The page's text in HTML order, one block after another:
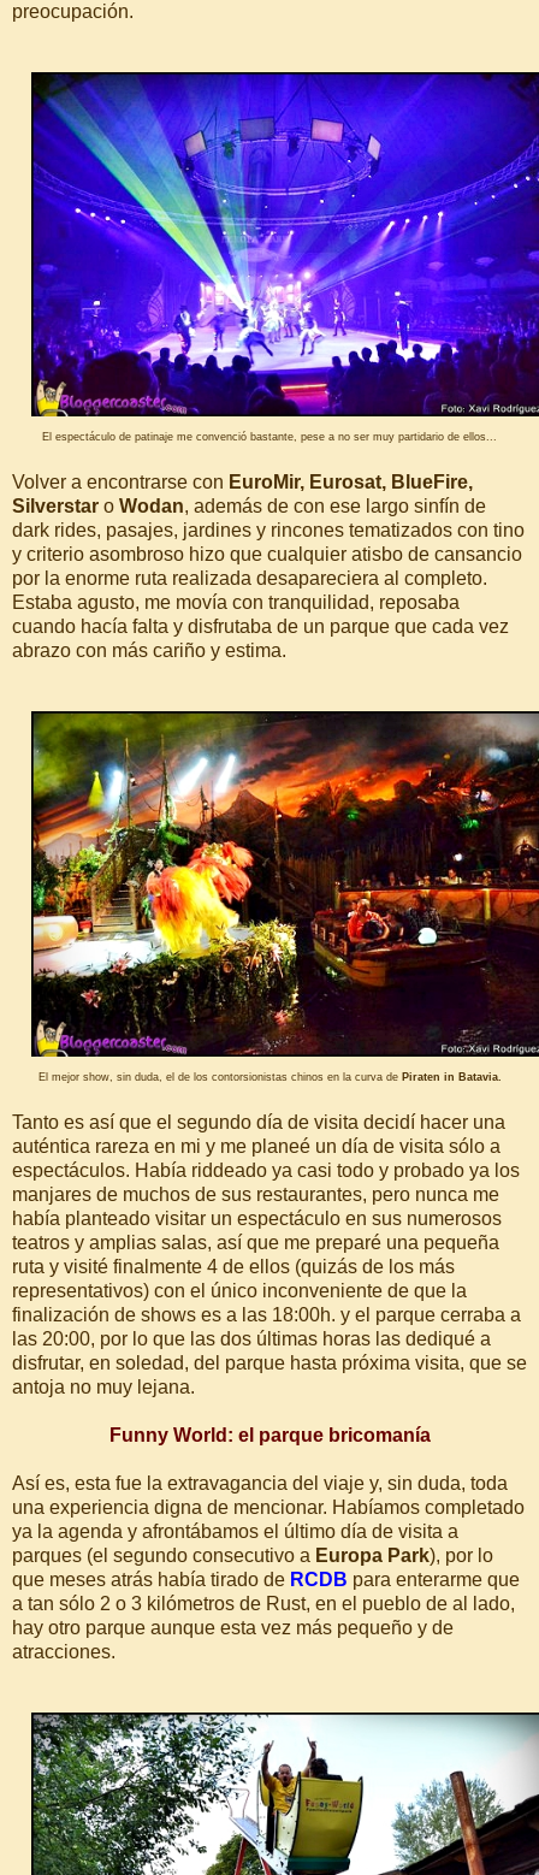
preocupación.
El espectáculo de patinaje me convenció bastante, pese a no ser muy partidario de ellos...
Volver a encontrarse con EuroMir, Eurosat, BlueFire,
Silverstar o Wodan, además de con ese largo sinfín de
dark rides, pasajes, jardines y rincones tematizados con tino
y criterio asombroso hizo que cualquier atisbo de cansancio
por la enorme ruta realizada desapareciera al completo.
Estaba agusto, me movía con tranquilidad, reposaba
cuando hacía falta y disfrutaba de un parque que cada vez
abrazo con más cariño y estima.
El mejor show, sin duda, el de los contorsionistas chinos en la curva de Piraten in Batavia.
Tanto es así que el segundo día de visita decidí hacer una
auténtica rareza en mi y me planeé un día de visita sólo a
espectáculos. Había riddeado ya casi todo y probado ya los
manjares de muchos de sus restaurantes, pero nunca me
había planteado visitar un espectáculo en sus numerosos
teatros y amplias salas, así que me preparé una pequeña
ruta y visité finalmente 4 de ellos (quizás de los más
representativos) con el único inconveniente de que la
finalización de shows es a las 18:00h. y el parque cerraba a
las 20:00, por lo que las dos últimas horas las dediqué a
disfrutar, en soledad, del parque hasta próxima visita, que se
antoja no muy lejana.
Funny World: el parque bricomanía
Así es, esta fue la extravagancia del viaje y, sin duda, toda
una experiencia digna de mencionar. Habíamos completado
ya la agenda y afrontábamos el último día de visita a
parques (el segundo consecutivo a Europa Park), por lo
que meses atrás había tirado de RCDB para enterarme que
a tan sólo 2 o 3 kilómetros de Rust, en el pueblo de al lado,
hay otro parque aunque esta vez más pequeño y de
atracciones.